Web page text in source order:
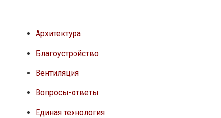
Архитектура
Благоустройство
Вентиляция
Вопросы-ответы
Единая технология